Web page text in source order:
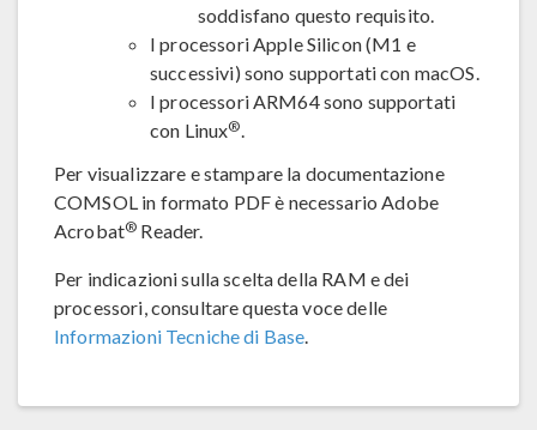
soddisfano questo requisito.
I processori Apple Silicon (M1 e
successivi) sono supportati con macOS.
I processori ARM64 sono supportati
con Linux®.
Per visualizzare e stampare la documentazione
COMSOL in formato PDF è necessario Adobe
Acrobat® Reader.
Per indicazioni sulla scelta della RAM e dei
processori, consultare questa voce delle
Informazioni Tecniche di Base.